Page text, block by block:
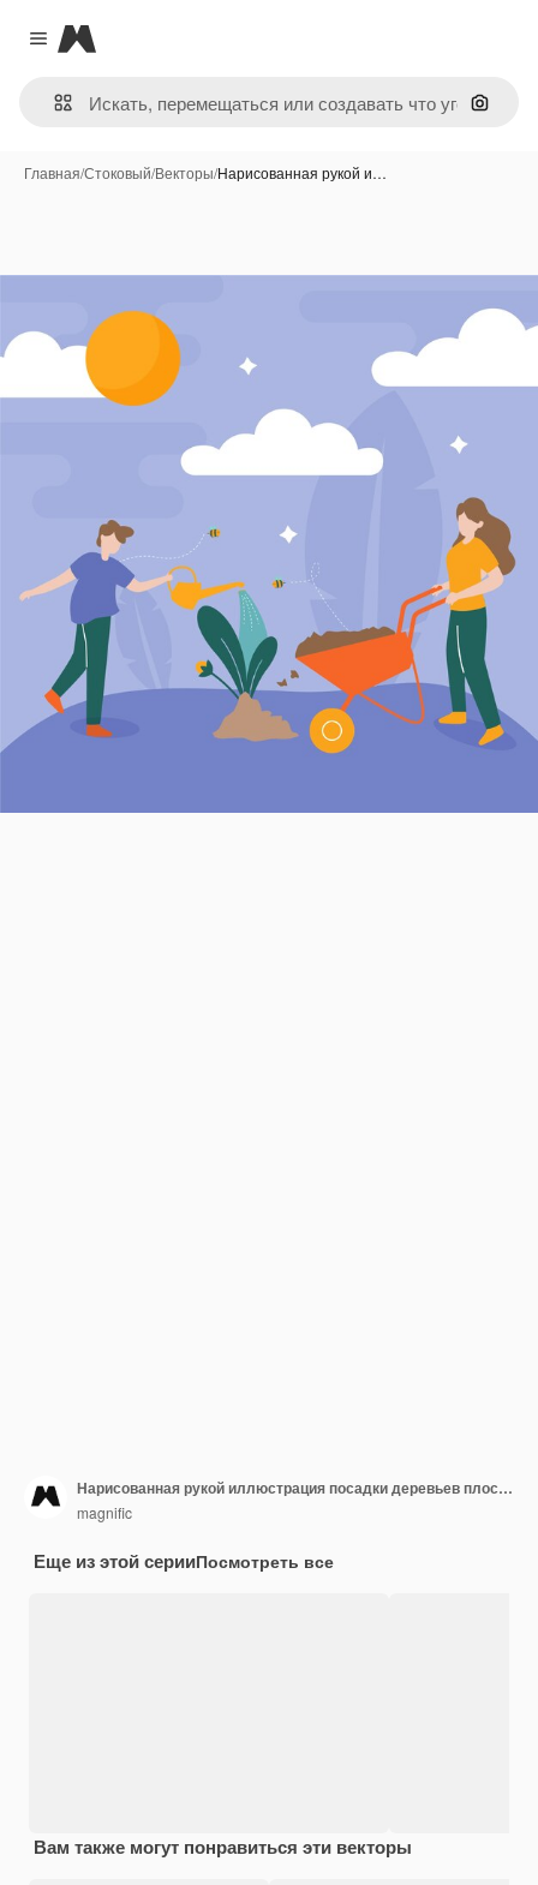
Close menu
Magnific
Поиск
Главная/Стоковый/Векторы/Нарисованная рукой и…
Нарисованная рукой иллюстрация посадки деревьев плоского дизайна
magnific
Еще из этой серииПосмотреть все
Вам также могут понравиться эти векторы